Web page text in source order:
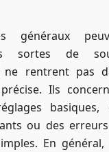
généraux
sortes de
ne rentrent pas
Ils
basiques,
ou des
En général,